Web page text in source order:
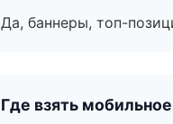
Да, баннеры, топ-
Где взять